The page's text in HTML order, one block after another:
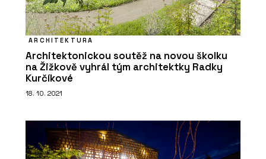
ARCHITEKTURA
Architektonickou soutěž na novou školku
na Žižkově vyhrál tým architektky Radky
Kurčíkové
18. 10. 2021